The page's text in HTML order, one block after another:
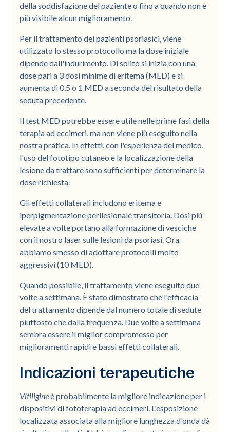
della soddisfazione del paziente o fino a quando non è
più visibile alcun miglioramento.
Per il trattamento dei pazienti psoriasici, viene
utilizzato lo stesso protocollo ma la dose iniziale
dipende dall'indurimento. Di solito si inizia con una
dose pari a 3 dosi minime di eritema (MED) e si
aumenta di 0,5 o 1 MED a seconda del risultato della
seduta precedente.
Il test MED potrebbe essere utile nelle prime fasi della
terapia ad eccimeri, ma non viene più eseguito nella
nostra pratica. In effetti, con l'esperienza del medico,
l'uso del fototipo cutaneo e la localizzazione della
lesione da trattare sono sufficienti per determinare la
dose richiesta.
Gli effetti collaterali includono eritema e
iperpigmentazione perilesionale transitoria. Dosi più
elevate a volte portano alla formazione di vesciche
con il nostro laser sulle lesioni da psoriasi. Ora
abbiamo smesso di adottare protocolli molto
aggressivi (10 MED).
Quando possibile, il trattamento viene eseguito due
volte a settimana. È stato dimostrato che l'efficacia
del trattamento dipende dal numero totale di sedute
piuttosto che dalla frequenza. Due volte a settimana
sembra essere il miglior compromesso per
miglioramenti rapidi e bassi effetti collaterali.
Indicazioni terapeutiche
Vitiligineè probabilmente la migliore indicazione per i
dispositivi di fototerapia ad eccimeri. L'esposizione
localizzata associata alla migliore lunghezza d'onda dà